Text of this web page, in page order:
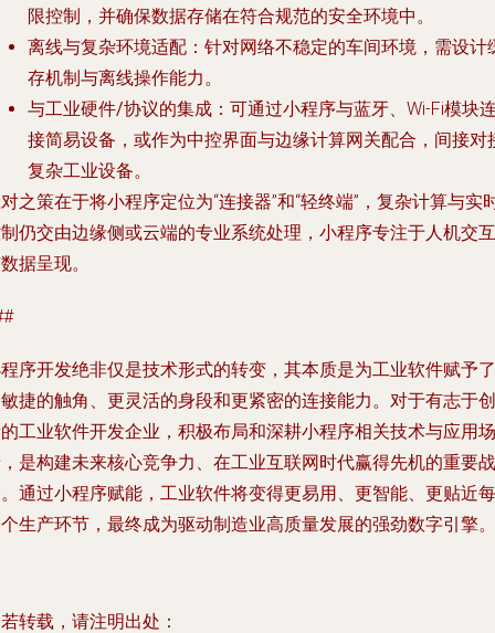
限控制，并确保数据存储在符合规范的安全环境中。
离线与复杂环境适配 ：针对网络不稳定的车间环境，需设计
存机制与离线操作能力。
与工业硬件/协议的集成 ：可通过小程序与蓝牙、Wi-Fi模块
接简易设备，或作为中控界面与边缘计算网关配合，间接对
复杂工业设备。
之策在于将小程序定位为“连接器”和“轻终端”，复杂计算与实
仍交由边缘侧或云端的专业系统处理，小程序专注于人机交互
据呈现。
序开发绝非仅是技术形式的转变，其本质是为工业软件赋予了
捷的触角、更灵活的身段和更紧密的连接能力。对于有志于创
工业软件开发企业，积极布局和深耕小程序相关技术与应用场
是构建未来核心竞争力、在工业互联网时代赢得先机的重要战
通过小程序赋能，工业软件将变得更易用、更智能、更贴近每
生产环节，最终成为驱动制造业高质量发展的强劲数字引擎。
转载，请注明出处：